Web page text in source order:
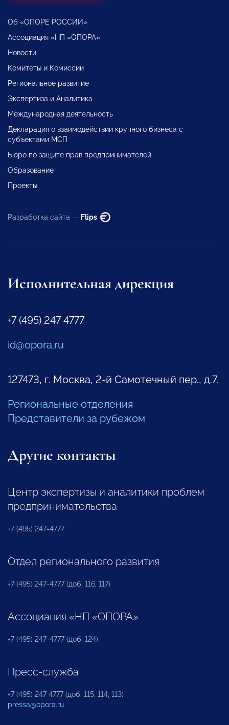
Об «ОПОРЕ РОССИИ»
Ассоциация «НП «ОПОРА»
Новости
Комитеты и Комиссии
Региональное развитие
Экспертиза и Аналитика
Международная деятельность
Декларация о взаимодействии крупного бизнеса с
субъектами МСП
Бюро по защите прав предпринимателей
Образование
Проекты
Разработка сайта — Flips
Исполнительная дирекция
+7 (495) 247 4777
id@opora.ru
127473, г. Москва, 2-й Самотечный пер., д.7.
Региональные отделения
Представители за рубежом
Другие контакты
Центр экспертизы и аналитики проблем
предпринимательства
+7 (495) 247-4777
Отдел регионального развития
+7 (495) 247-4777 (доб. 116, 117)
Ассоциация «НП «ОПОРА»
+7 (495) 247-4777 (доб. 124)
Пресс-служба
+7 (495) 247 4777 (доб. 115, 114, 113)
pressa@opora.ru